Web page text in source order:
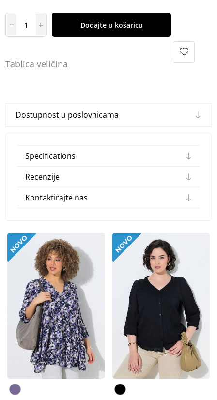
Dodajte u košaricu
Tablica veličina
Dostupnost u poslovnicama
Specifications
Recenzije
Kontaktirajte nas